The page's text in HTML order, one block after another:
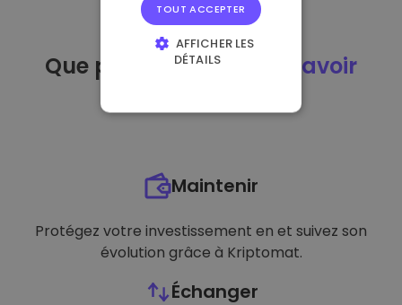
Que puis-je faire
après avoir
Maintenir
Protégez votre investissement en et suivez son
évolution grâce à Kriptomat.
Échanger
TOUT ACCEPTER
AFFICHER LES
DÉTAILS
FONCTIONNALITÉ